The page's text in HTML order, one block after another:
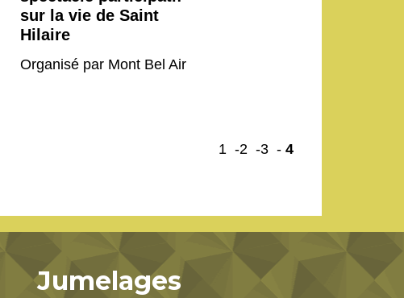
sur la vie de Saint
Hilaire
Organisé par Mont Bel Air
1 -2 -3 - 4
Jumelages